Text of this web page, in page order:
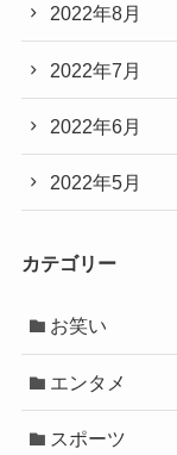
2022年8月
2022年7月
2022年6月
2022年5月
カテゴリー
お笑い
エンタメ
スポーツ